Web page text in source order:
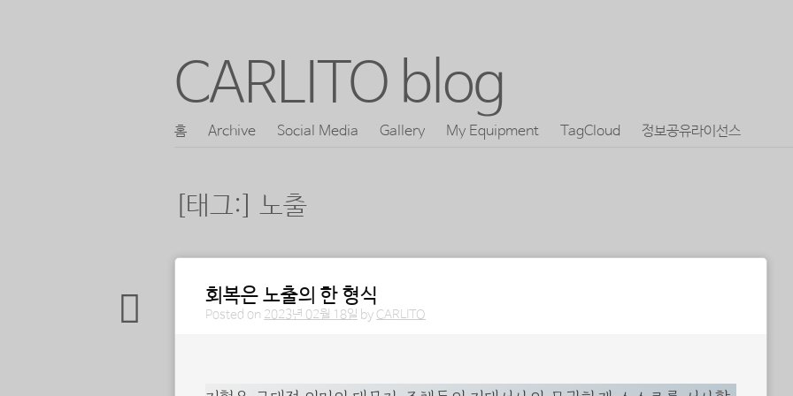
CARLITO blog
콘
로
홈 Archive Social Media Gallery My Equipment TagCloud 정보공유라이선스
[태그:] 노출
포스트 내비게이션
회복은 노출의 한 형식
Posted on 2023년 02월 18일 by CARLITO